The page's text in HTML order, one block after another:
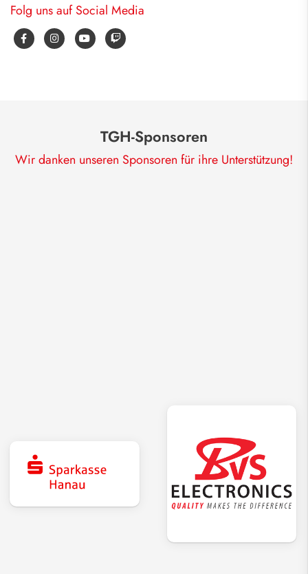
Folg uns auf Social Media
TGH-Sponsoren
Wir danken unseren Sponsoren für ihre Unterstützung!